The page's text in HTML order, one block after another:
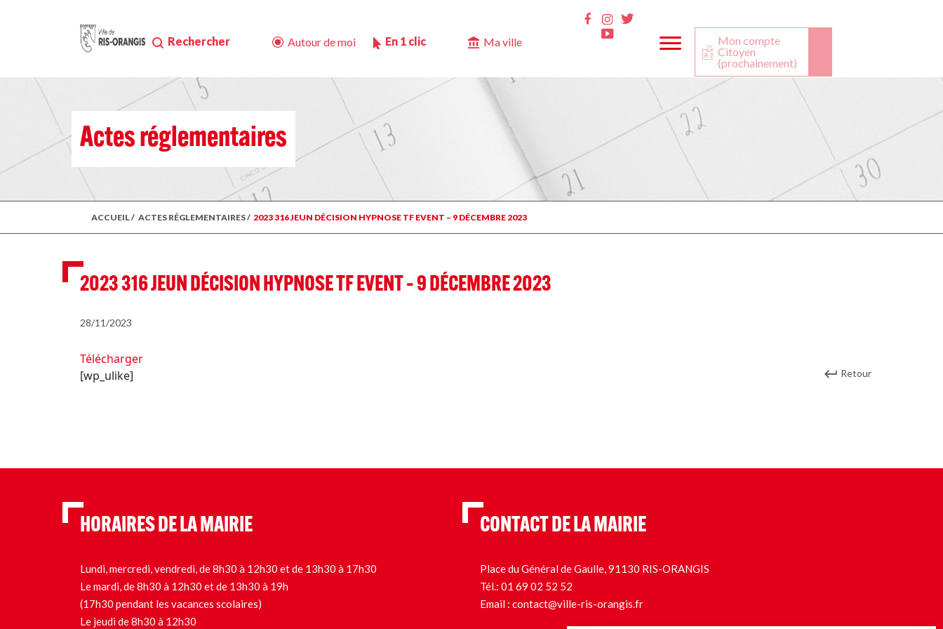
Rechercher Autour de moi En 1 clic Ma ville
Facebook
InstaTwitter
Youtube
Mon compte
Citoyen
(prochainement)
Actes réglementaires
ACCUEIL/ ACTES RÉGLEMENTAIRES/ 2023 316 JEUN DÉCISION HYPNOSE TF EVENT – 9 DÉCEMBRE 2023
2023 316 JEUN DÉCISION HYPNOSE TF EVENT – 9 DÉCEMBRE 2023
28/11/2023
Télécharger
[wp_ulike]
Retour
HORAIRES DE LA MAIRIE
Lundi, mercredi, vendredi, de 8h30 à 12h30 et de 13h30 à 17h30
Le mardi, de 8h30 à 12h30 et de 13h30 à 19h
(17h30 pendant les vacances scolaires)
Le jeudi de 8h30 à 12h30
CONTACT DE LA MAIRIE
Place du Général de Gaulle, 91130 RIS-ORANGIS
Tél.: 01 69 02 52 52
Email : contact@ville-ris-orangis.fr